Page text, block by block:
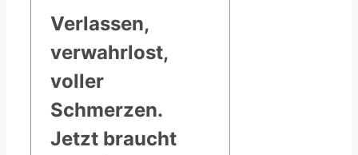
Verlassen,
verwahrlost,
voller
Schmerzen.
Jetzt braucht